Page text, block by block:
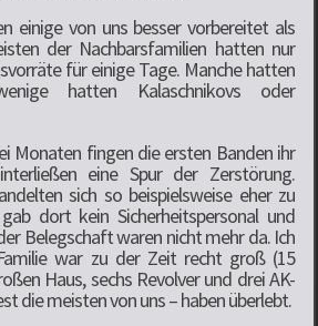
einige von uns besser vorbereitet als
der Nachbarsfamilien hatten nur
für einige Tage. Manche hatten
hatten Kalaschnikovs oder
Monaten fingen die ersten Banden ihr
eine Spur der Zerstörung.
sich so beispielsweise eher zu
dort kein Sicherheitspersonal und
Belegschaft waren nicht mehr da. Ich
war zu der Zeit recht groß (15
Haus, sechs Revolver und drei AK-
die meisten von uns – haben überlebt.